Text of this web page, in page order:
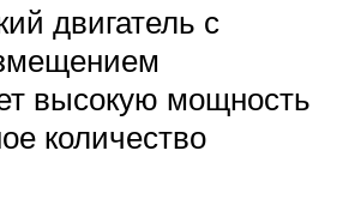
двигатель с
высокую мощность
количество